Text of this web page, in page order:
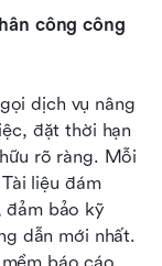
công công
dịch vụ nâng
đặt thời hạn
rõ ràng. Mỗi
liệu đám
đảm bảo kỹ
dẫn mới nhất.